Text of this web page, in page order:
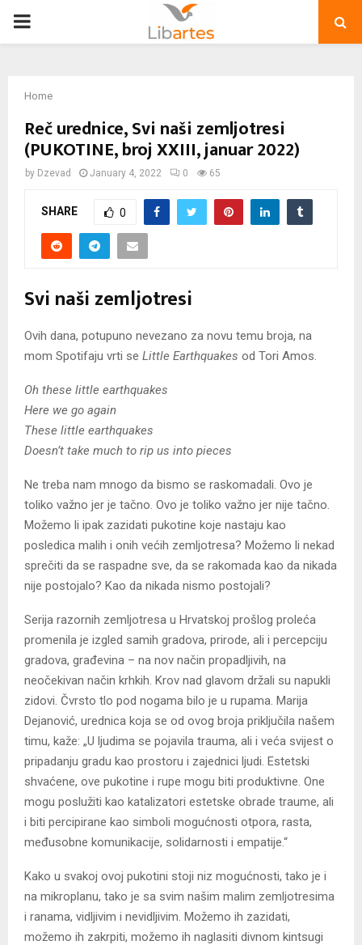
PRIMARY
Home
Reč urednice, Svi naši zemljotresi
(PUKOTINE, broj XXIII, januar 2022)
by Dzevad January 4, 2022 0 65
SHARE 0
Svi naši zemljotresi
Ovih dana, potupuno nevezano za novu temu broja, na
mom Spotifaju vrti se Little Earthquakes od Tori Amos.
Oh these little earthquakes
Here we go again
These little earthquakes
Doesn’t take much to rip us into pieces
Ne treba nam mnogo da bismo se raskomadali. Ovo je
toliko važno jer je tačno. Ovo je toliko važno jer nije tačno.
Možemo li ipak zazidati pukotine koje nastaju kao
posledica malih i onih većih zemljotresa? Možemo li nekad
sprečiti da se raspadne sve, da se rakomada kao da nikada
nije postojalo? Kao da nikada nismo postojali?
Serija razornih zemljotresa u Hrvatskoj prošlog proleća
promenila je izgled samih gradova, prirode, ali i percepciju
gradova, građevina – na nov način propadljivih, na
neočekivan način krhkih. Krov nad glavom držali su napukli
zidovi. Čvrsto tlo pod nogama bilo je u rupama. Marija
Dejanović, urednica koja se od ovog broja priključila našem
timu, kaže: „U ljudima se pojavila trauma, ali i veća svijest o
pripadanju gradu kao prostoru i zajednici ljudi. Estetski
shvaćene, ove pukotine i rupe mogu biti produktivne. One
mogu poslužiti kao katalizatori estetske obrade traume, ali
i biti percipirane kao simboli mogućnosti otpora, rasta,
međusobne komunikacije, solidarnosti i empatije.“
Kako u svakoj ovoj pukotini stoji niz mogućnosti, tako je i
na mikroplanu, tako je sa svim našim malim zemljotresima
i ranama, vidljivim i nevidljivim. Možemo ih zazidati,
možemo ih zakrpiti, možemo ih naglasiti divnom kintsugi